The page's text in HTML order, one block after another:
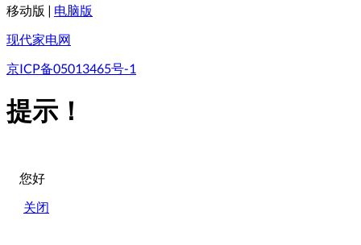
移动版 | 电脑版
现代家电网
京ICP备05013465号-1
提示！
您好
关闭